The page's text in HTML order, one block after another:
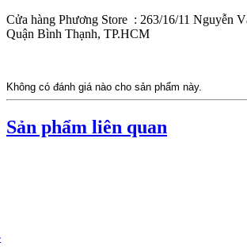
Cửa hàng Phương Store : 263/16/11 Nguyễn
Quận Bình Thạnh, TP.HCM
Không có đánh giá nào cho sản phẩm này.
Sản phẩm liên quan